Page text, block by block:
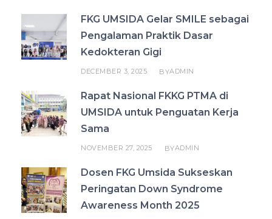
FKG UMSIDA Gelar SMILE sebagai
Pengalaman Praktik Dasar
Kedokteran Gigi
DECEMBER 3, 2025 BYADMIN
Rapat Nasional FKKG PTMA di
UMSIDA untuk Penguatan Kerja
Sama
NOVEMBER 27, 2025 BYADMIN
Dosen FKG Umsida Sukseskan
Peringatan Down Syndrome
Awareness Month 2025